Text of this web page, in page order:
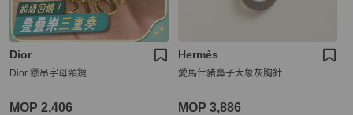
Dior
Dior 懸吊字母頸鏈
MOP 2,406
Hermès
愛馬仕豬鼻子大象灰胸針
MOP 3,886